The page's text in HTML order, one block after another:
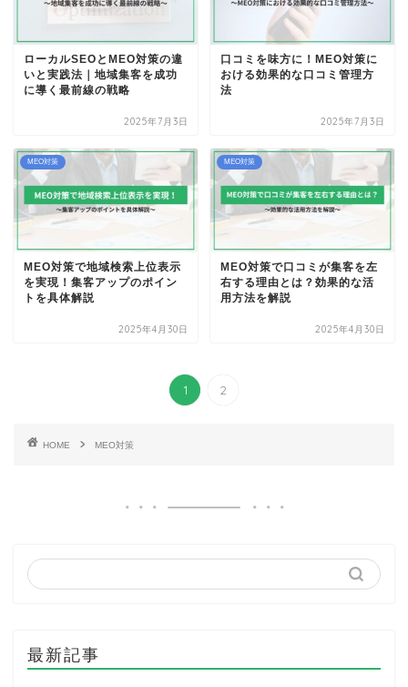
ローカルSEOとMEO対策の違
いと実践法｜地域集客を成功
に導く最前線の戦略
2025年7月3日
口コミを味方に！MEO対策に
おける効果的な口コミ管理方
法
2025年7月3日
MEO対策
MEO対策で地域検索上位表示
を実現！集客アップのポイン
トを具体解説
2025年4月30日
MEO対策
MEO対策で口コミが集客を左
右する理由とは？効果的な活
用方法を解説
2025年4月30日
1 2
HOME MEO対策
最新記事